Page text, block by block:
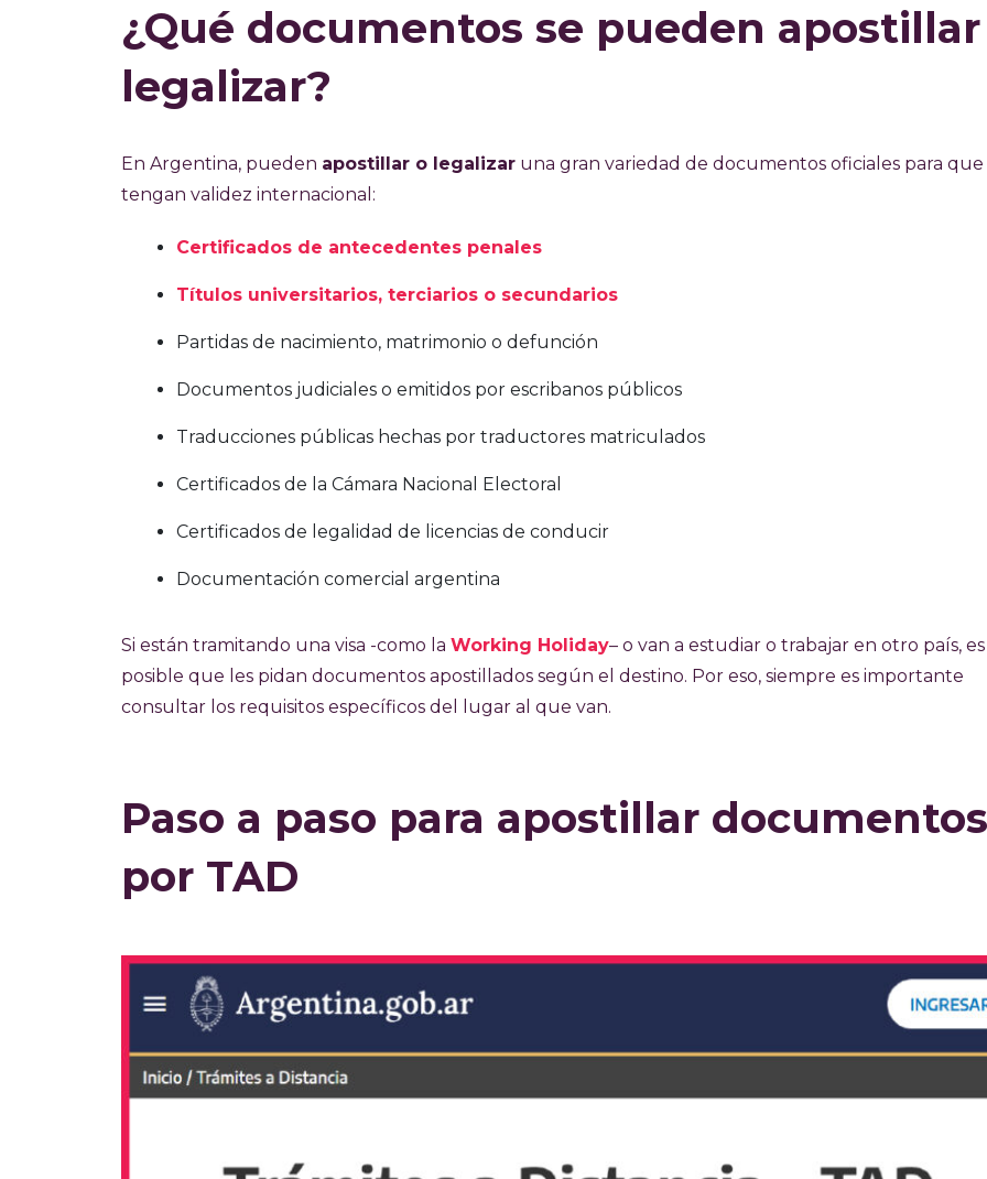
¿Qué documentos se pueden
legalizar?
En Argentina, pueden apostillar o legalizar una gran variedad de documentos oficiales para que
tengan validez internacional:
Certificados de antecedentes penales
Títulos universitarios, terciarios o secundarios
Partidas de nacimiento, matrimonio o defunción
Documentos judiciales o emitidos por escribanos públicos
Traducciones públicas hechas por traductores matriculados
Certificados de la Cámara Nacional Electoral
Certificados de legalidad de licencias de conducir
Documentación comercial argentina
Si están tramitando una visa -como la Working Holiday– o van a estudiar o trabajar en otro país, es
posible que les pidan documentos apostillados según el destino. Por eso, siempre es importante
consultar los requisitos específicos del lugar al que van.
Paso a paso para apostillar documentos
por TAD